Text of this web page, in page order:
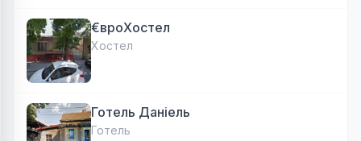
€вроХостел
Хостел
Готель Даніель
Готель